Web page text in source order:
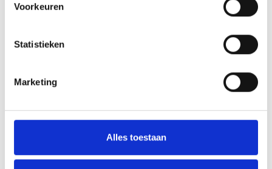
Voorkeuren
Statistieken
Marketing
Alles toestaan